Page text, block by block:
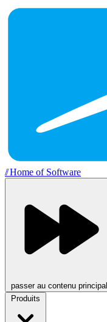
//Home of Software
passer au contenu principal
Produits